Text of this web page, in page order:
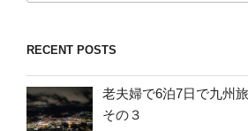
RECENT POSTS
老夫婦で6泊7日で九州
その３